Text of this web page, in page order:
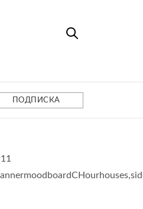
ПОДПИСКА